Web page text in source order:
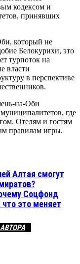
кодексом и
принявших
который не
Белокурихи, это
турпоток на
власти
в перспективе
на-Оби
где
Отелям и гостям
правилам игры.
Алтая смогут
Соцфонд
это меняет